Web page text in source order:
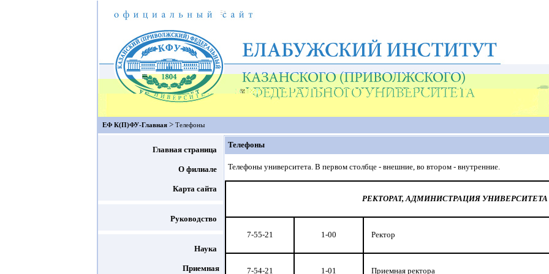
ЕФ К(П)ФУ-Главная > Телефоны
Главная страница
О филиале
Карта сайта
Руководство
Наука
Приемная
Телефоны
Телефоны университета. В первом столбце - внешние, во втором - внутренние.
РЕКТОРАТ, АДМИНИСТРАЦИЯ УНИВЕРСИТЕТА
7-55-21 1-00 Ректор
7-54-21 1-01 Приемная ректора